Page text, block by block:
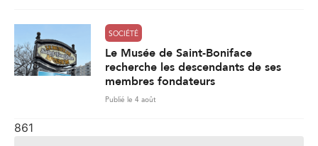
SOCIÉTÉ
Le Musée de Saint-Boniface
recherche les descendants de ses
membres fondateurs
Publié le 4 août
861